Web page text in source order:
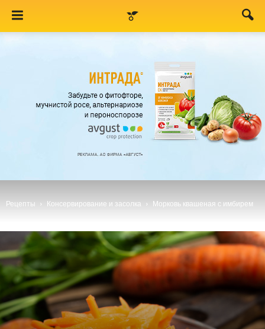
Рецепты Консервирование и засолка Морковь квашеная с имбирем